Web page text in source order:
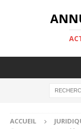
ACCUEIL